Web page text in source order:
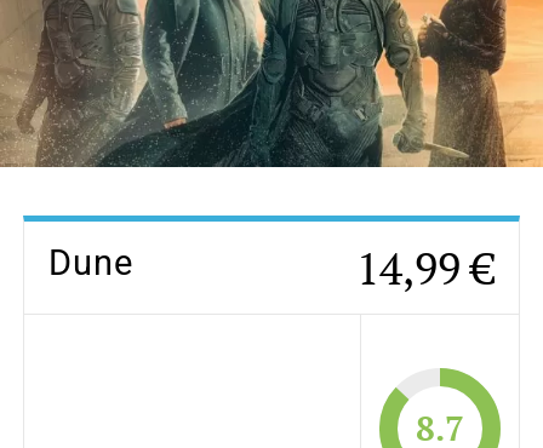
Dune 14,99 €
8.7